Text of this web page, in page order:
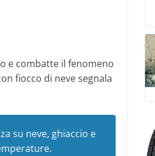
e combatte il fenomeno
fiocco di neve segnala
su neve, ghiaccio e